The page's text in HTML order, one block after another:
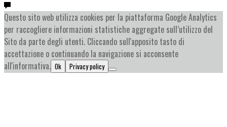
Questo sito web utilizza cookies per la piattaforma Google Analytics
per raccogliere informazioni statistiche aggregate sull’utilizzo del
Sito da parte degli utenti. Cliccando sull'apposito tasto di
accettazione o continuando la navigazione si acconsente
all'informativa. Ok Privacy policy